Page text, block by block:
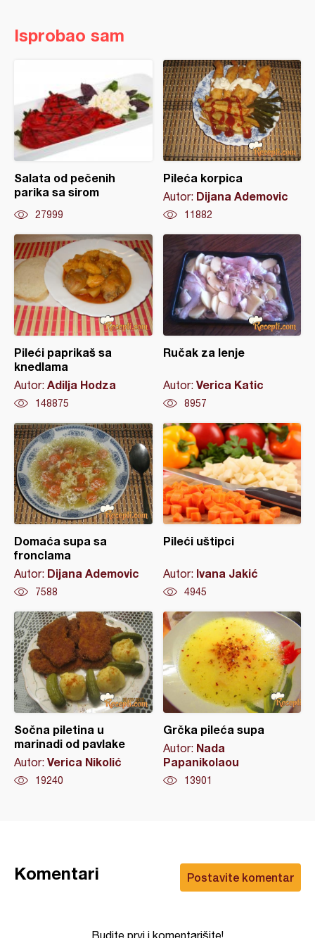
Isprobao sam
Salata od pečenih
parika sa sirom
27999
Pileća korpica
Autor: Dijana Ademovic
11882
Pileći paprikaš sa
knedlama
Autor: Adilja Hodza
148875
Ručak za lenje
Autor: Verica Katic
8957
Domaća supa sa
fronclama
Autor: Dijana Ademovic
7588
Pileći uštipci
Autor: Ivana Jakić
4945
Sočna piletina u
marinadi od pavlake
Autor: Verica Nikolić
19240
Grčka pileća supa
Autor: Nada
Papanikolaou
13901
Postavite komentar
Komentari
Budite prvi i komentarišite!